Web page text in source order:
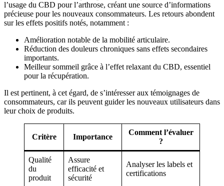
l’usage du CBD pour l’arthrose, créant une source d’informations
précieuse pour les nouveaux consommateurs. Les retours abondent
sur les effets positifs notés, notamment :
Amélioration notable de la mobilité articulaire.
Réduction des douleurs chroniques sans effets secondaires
importants.
Meilleur sommeil grâce à l’effet relaxant du CBD, essentiel
pour la récupération.
Il est pertinent, à cet égard, de s’intéresser aux témoignages de
consommateurs, car ils peuvent guider les nouveaux utilisateurs dans
leur choix de produits.
Critère Importance
Comment l’évaluer
?
Qualité
du
produit
Assure
efficacité et
sécurité
Analyser les labels et
certifications